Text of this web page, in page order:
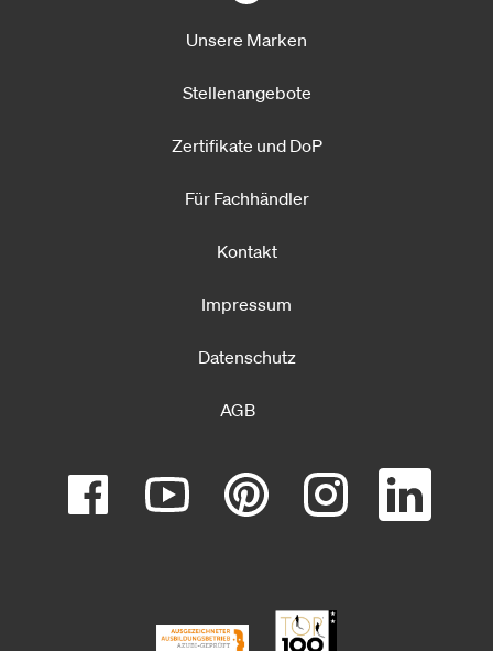
Unsere Marken
Stellenangebote
Zertifikate und DoP
Für Fachhändler
Kontakt
Impressum
Datenschutz
AGB